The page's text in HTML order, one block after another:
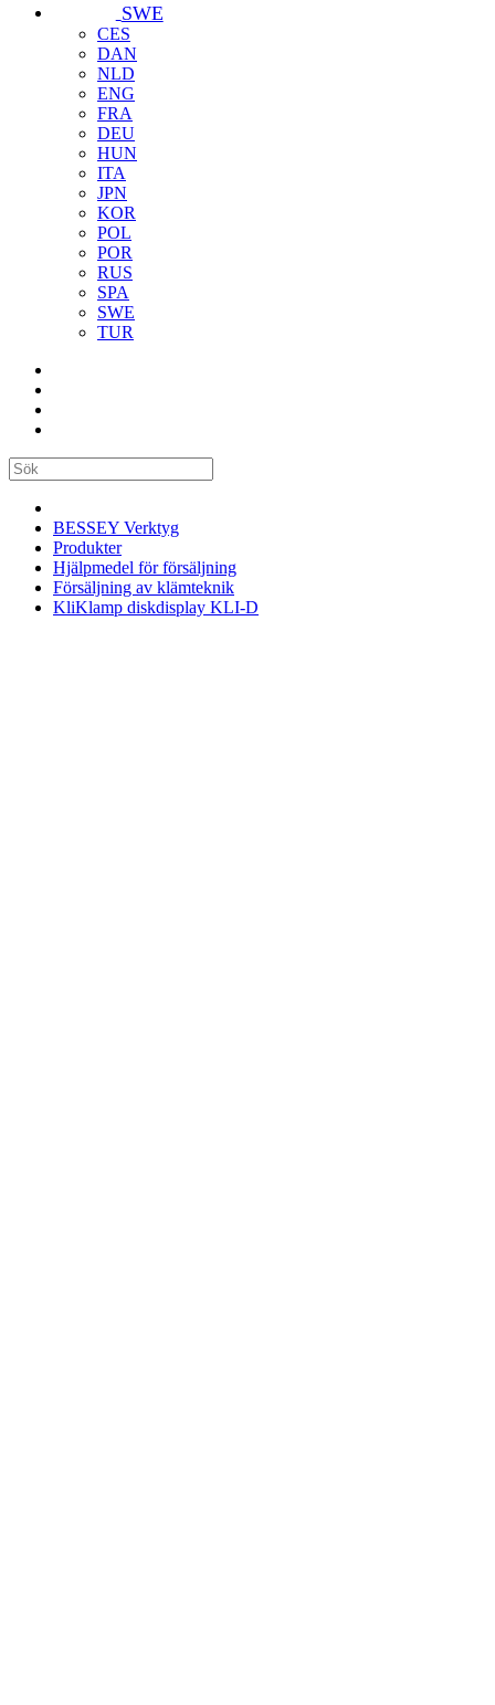
SWE
CES
DAN
NLD
ENG
FRA
DEU
HUN
ITA
JPN
KOR
POL
POR
RUS
SPA
SWE
TUR
BESSEY Verktyg
Produkter
Hjälpmedel för försäljning
Försäljning av klämteknik
KliKlamp diskdisplay KLI-D